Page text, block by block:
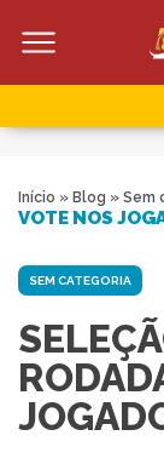
Início » Blog » Sem
VOTE NOS
SEM CATEGORIA